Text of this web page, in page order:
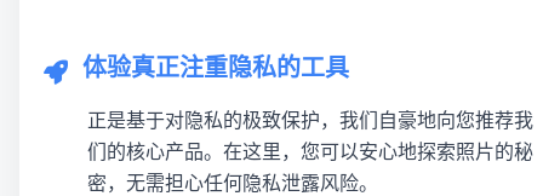
体验真正注重隐私的工具
正是基于对隐私的极致保护，我们自豪地向您推荐我
们的核心产品。在这里，您可以安心地探索照片的秘
密，无需担心任何隐私泄露风险。